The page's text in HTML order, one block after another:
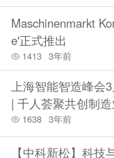
Maschinenmarkt
e'正式推出
1413 3年前
上海智能智造峰会
| 千人荟聚共创制
1638 3年前
【中科新松】科